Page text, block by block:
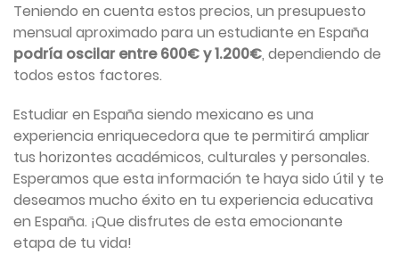
Teniendo en cuenta estos precios, un presupuesto
mensual aproximado para un estudiante en España
podría oscilar entre 600€ y 1.200€, dependiendo de
todos estos factores.
Estudiar en España siendo mexicano es una
experiencia enriquecedora que te permitirá ampliar
tus horizontes académicos, culturales y personales.
Esperamos que esta información te haya sido útil y te
deseamos mucho éxito en tu experiencia educativa
en España. ¡Que disfrutes de esta emocionante
etapa de tu vida!